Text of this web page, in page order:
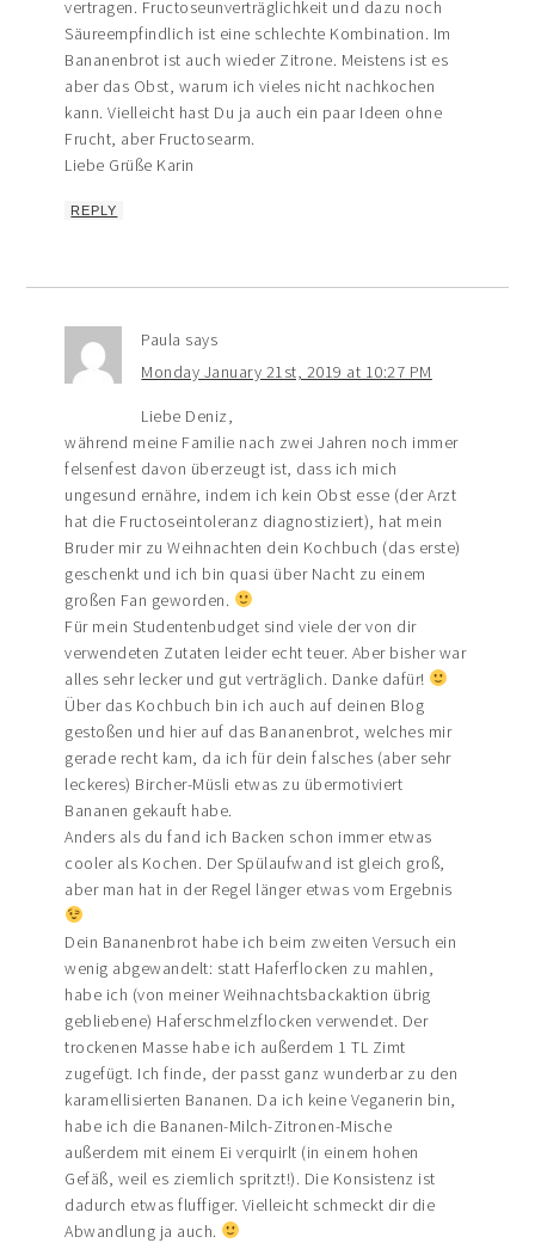
vertragen. Fructoseunverträglichkeit und dazu noch
Säureempfindlich ist eine schlechte Kombination. Im
Bananenbrot ist auch wieder Zitrone. Meistens ist es
aber das Obst, warum ich vieles nicht nachkochen
kann. Vielleicht hast Du ja auch ein paar Ideen ohne
Frucht, aber Fructosearm.
Liebe Grüße Karin
REPLY
Paula says
Monday January 21st, 2019 at 10:27 PM
Liebe Deniz,
während meine Familie nach zwei Jahren noch immer
felsenfest davon überzeugt ist, dass ich mich
ungesund ernähre, indem ich kein Obst esse (der Arzt
hat die Fructoseintoleranz diagnostiziert), hat mein
Bruder mir zu Weihnachten dein Kochbuch (das erste)
geschenkt und ich bin quasi über Nacht zu einem
großen Fan geworden.
Für mein Studentenbudget sind viele der von dir
verwendeten Zutaten leider echt teuer. Aber bisher war
alles sehr lecker und gut verträglich. Danke dafür!
Über das Kochbuch bin ich auch auf deinen Blog
gestoßen und hier auf das Bananenbrot, welches mir
gerade recht kam, da ich für dein falsches (aber sehr
leckeres) Bircher-Müsli etwas zu übermotiviert
Bananen gekauft habe.
Anders als du fand ich Backen schon immer etwas
cooler als Kochen. Der Spülaufwand ist gleich groß,
aber man hat in der Regel länger etwas vom Ergebnis
Dein Bananenbrot habe ich beim zweiten Versuch ein
wenig abgewandelt: statt Haferflocken zu mahlen,
habe ich (von meiner Weihnachtsbackaktion übrig
gebliebene) Haferschmelzflocken verwendet. Der
trockenen Masse habe ich außerdem 1 TL Zimt
zugefügt. Ich finde, der passt ganz wunderbar zu den
karamellisierten Bananen. Da ich keine Veganerin bin,
habe ich die Bananen-Milch-Zitronen-Mische
außerdem mit einem Ei verquirlt (in einem hohen
Gefäß, weil es ziemlich spritzt!). Die Konsistenz ist
dadurch etwas fluffiger. Vielleicht schmeckt dir die
Abwandlung ja auch.